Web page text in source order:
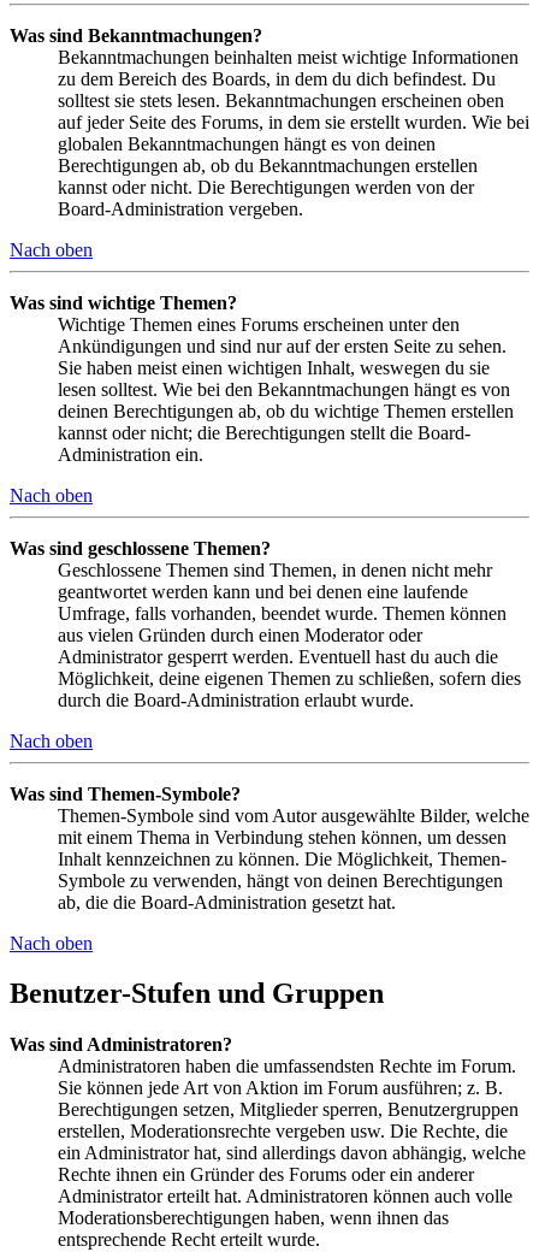
Was sind Bekanntmachungen?
Bekanntmachungen beinhalten meist wichtige Informationen
zu dem Bereich des Boards, in dem du dich befindest. Du
solltest sie stets lesen. Bekanntmachungen erscheinen oben
auf jeder Seite des Forums, in dem sie erstellt wurden. Wie bei
globalen Bekanntmachungen hängt es von deinen
Berechtigungen ab, ob du Bekanntmachungen erstellen
kannst oder nicht. Die Berechtigungen werden von der
Board-Administration vergeben.
Nach oben
Was sind wichtige Themen?
Wichtige Themen eines Forums erscheinen unter den
Ankündigungen und sind nur auf der ersten Seite zu sehen.
Sie haben meist einen wichtigen Inhalt, weswegen du sie
lesen solltest. Wie bei den Bekanntmachungen hängt es von
deinen Berechtigungen ab, ob du wichtige Themen erstellen
kannst oder nicht; die Berechtigungen stellt die Board-
Administration ein.
Nach oben
Was sind geschlossene Themen?
Geschlossene Themen sind Themen, in denen nicht mehr
geantwortet werden kann und bei denen eine laufende
Umfrage, falls vorhanden, beendet wurde. Themen können
aus vielen Gründen durch einen Moderator oder
Administrator gesperrt werden. Eventuell hast du auch die
Möglichkeit, deine eigenen Themen zu schließen, sofern dies
durch die Board-Administration erlaubt wurde.
Nach oben
Was sind Themen-Symbole?
Themen-Symbole sind vom Autor ausgewählte Bilder, welche
mit einem Thema in Verbindung stehen können, um dessen
Inhalt kennzeichnen zu können. Die Möglichkeit, Themen-
Symbole zu verwenden, hängt von deinen Berechtigungen
ab, die die Board-Administration gesetzt hat.
Nach oben
Benutzer-Stufen und Gruppen
Was sind Administratoren?
Administratoren haben die umfassendsten Rechte im Forum.
Sie können jede Art von Aktion im Forum ausführen; z. B.
Berechtigungen setzen, Mitglieder sperren, Benutzergruppen
erstellen, Moderationsrechte vergeben usw. Die Rechte, die
ein Administrator hat, sind allerdings davon abhängig, welche
Rechte ihnen ein Gründer des Forums oder ein anderer
Administrator erteilt hat. Administratoren können auch volle
Moderationsberechtigungen haben, wenn ihnen das
entsprechende Recht erteilt wurde.